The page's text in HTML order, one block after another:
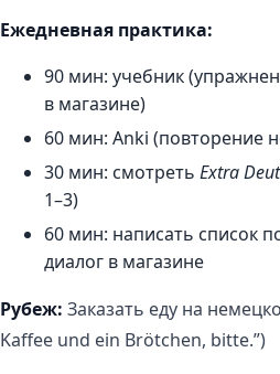
Ежедневная практика:
90 мин: учебник
в магазине)
60 мин: Anki (повторение
30 мин: смотреть Extra
1–3)
60 мин: написать список
диалог в магазине
Рубеж: Заказать еду на
Kaffee und ein Brötchen, bitte.”)